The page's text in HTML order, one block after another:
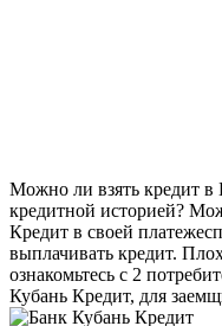
Можно ли взять кредит в
кредитной историей?
Кредит в своей
выплачивать кредит.
ознакомьтесь с 2
Кубань Кредит, для